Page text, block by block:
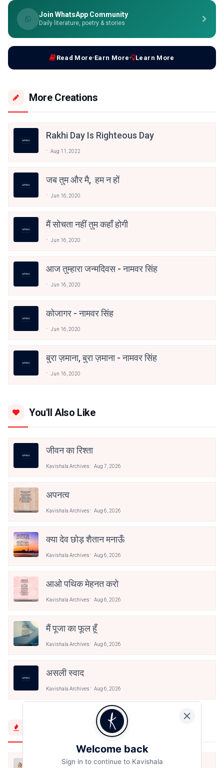
Join WhatsApp Community
Daily literature, poetry & stories
Read More Earn More Learn More
More Creations
Rakhi Day Is Righteous Day
Aug 11, 2022
जब तुम और मै, हम न हों
Jun 16, 2020
मैं सोचता नहीं तुम कहाँ होगी
Jun 16, 2020
आज तुम्हारा जन्मदिवस - नामवर सिंह
Jun 16, 2020
कोजागर - नामवर सिंह
Jun 16, 2020
बुरा ज़माना, बुरा ज़माना - नामवर सिंह
Jun 16, 2020
You'll Also Like
जीवन का रिश्ता
Kavishala Archives Aug 7, 2026
अपनत्व
Kavishala Archives Aug 6, 2026
क्या देव छोड़ शैतान मनाऊँ
Kavishala Archives Aug 6, 2026
आओ पथिक मेहनत करो
Kavishala Archives Aug 6, 2026
मैं पूजा का फूल हूँ
Kavishala Archives Aug 6, 2026
असली स्वाद
Kavishala Archives Aug 6, 2026
मैं शून्य पे सवार हूँ
Welcome back
Sign in to continue to Kavishala